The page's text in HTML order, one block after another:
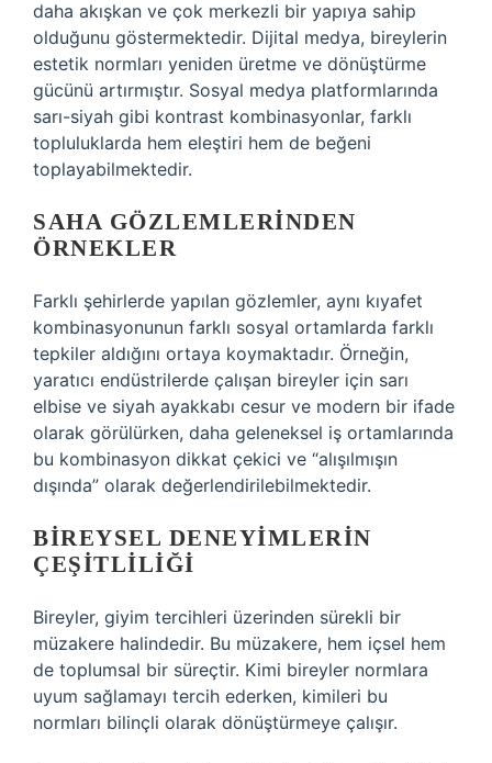
daha akışkan ve çok merkezli bir yapıya sahip
olduğunu göstermektedir. Dijital medya, bireylerin
estetik normları yeniden üretme ve dönüştürme
gücünü artırmıştır. Sosyal medya platformlarında
sarı-siyah gibi kontrast kombinasyonlar, farklı
topluluklarda hem eleştiri hem de beğeni
toplayabilmektedir.
SAHA GÖZLEMLERINDEN
ÖRNEKLER
Farklı şehirlerde yapılan gözlemler, aynı kıyafet
kombinasyonunun farklı sosyal ortamlarda farklı
tepkiler aldığını ortaya koymaktadır. Örneğin,
yaratıcı endüstrilerde çalışan bireyler için sarı
elbise ve siyah ayakkabı cesur ve modern bir ifade
olarak görülürken, daha geleneksel iş ortamlarında
bu kombinasyon dikkat çekici ve “alışılmışın
dışında” olarak değerlendirilebilmektedir.
BIREYSEL DENEYIMLERIN
ÇEŞITLILIĞI
Bireyler, giyim tercihleri üzerinden sürekli bir
müzakere halindedir. Bu müzakere, hem içsel hem
de toplumsal bir süreçtir. Kimi bireyler normlara
uyum sağlamayı tercih ederken, kimileri bu
normları bilinçli olarak dönüştürmeye çalışır.